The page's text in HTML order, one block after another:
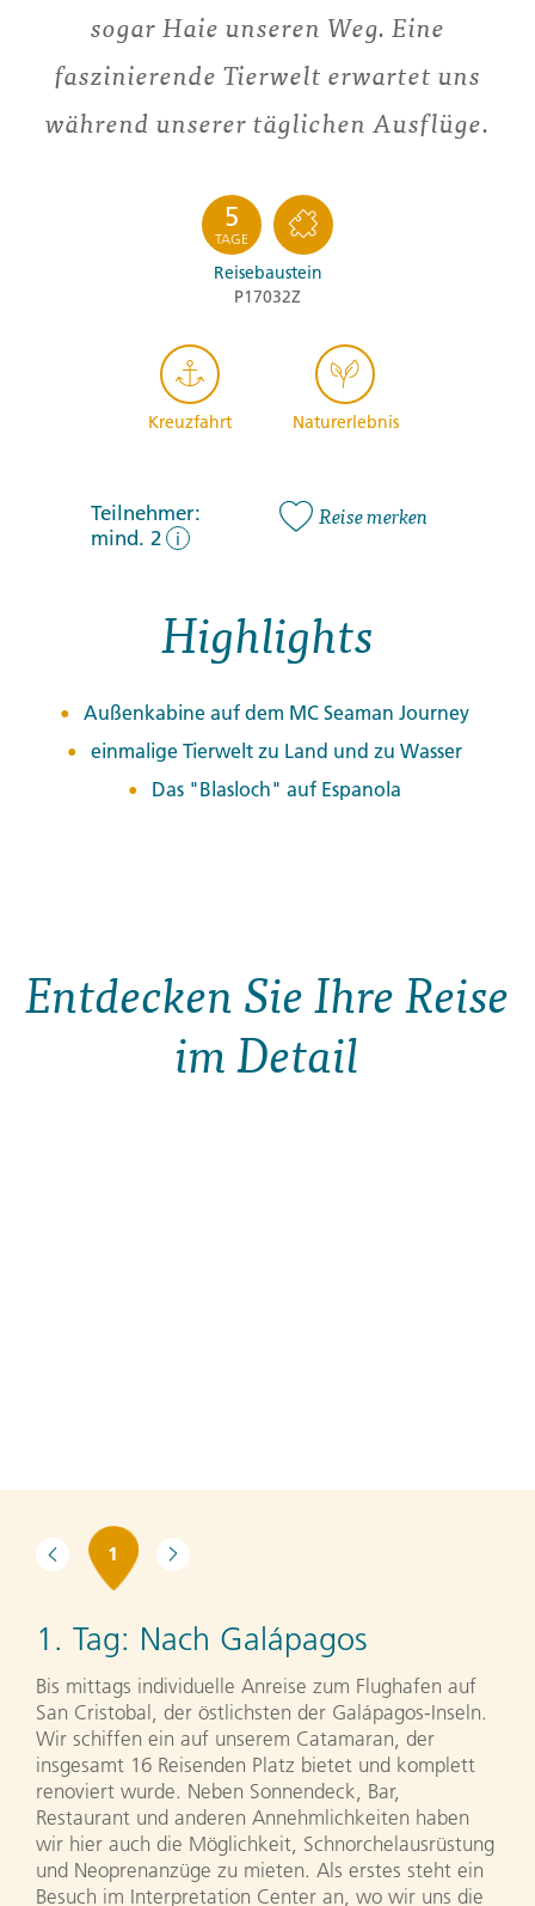
sogar Haie unseren Weg. Eine
faszinierende Tierwelt erwartet uns
während unserer täglichen Ausflüge.
5
TAGE
Reisebaustein
P17032Z
Kreuzfahrt Naturerlebnis
Teilnehmer:
mind. 2
i
Reise merken
Highlights
Außenkabine auf dem MC Seaman Journey
einmalige Tierwelt zu Land und zu Wasser
Das "Blasloch" auf Espanola
Entdecken Sie Ihre Reise
im Detail
1
1. Tag: Nach Galápagos
Bis mittags individuelle Anreise zum Flughafen auf
San Cristobal, der östlichsten der Galápagos-Inseln.
Wir schiffen ein auf unserem Catamaran, der
insgesamt 16 Reisenden Platz bietet und komplett
renoviert wurde. Neben Sonnendeck, Bar,
Restaurant und anderen Annehmlichkeiten haben
wir hier auch die Möglichkeit, Schnorchelausrüstung
und Neoprenanzüge zu mieten. Als erstes steht ein
Besuch im Interpretation Center an, wo wir uns die